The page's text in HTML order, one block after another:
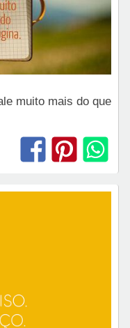
muito mais do que